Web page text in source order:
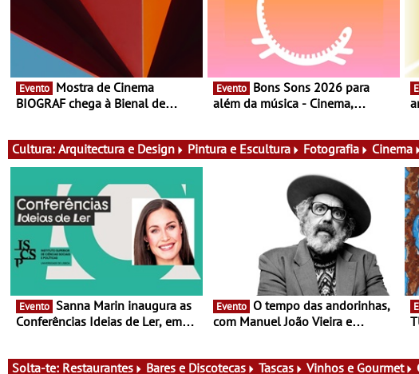
Evento
BIOGRAF chega à Bienal de
práticas artísticas
Evento
além da música - Cinema,
muito mais
Cultura: Arquitectura e Design Pintura e Escultura Fotografia Cinema
Evento
Conferências Ideias de Ler, em
primeira edição do novo ciclo de
Evento
com Manuel João Vieira e
de Setembro, 19:30
Solta-te: Restaurantes Bares e Discotecas Tascas Vinhos e Gourmet